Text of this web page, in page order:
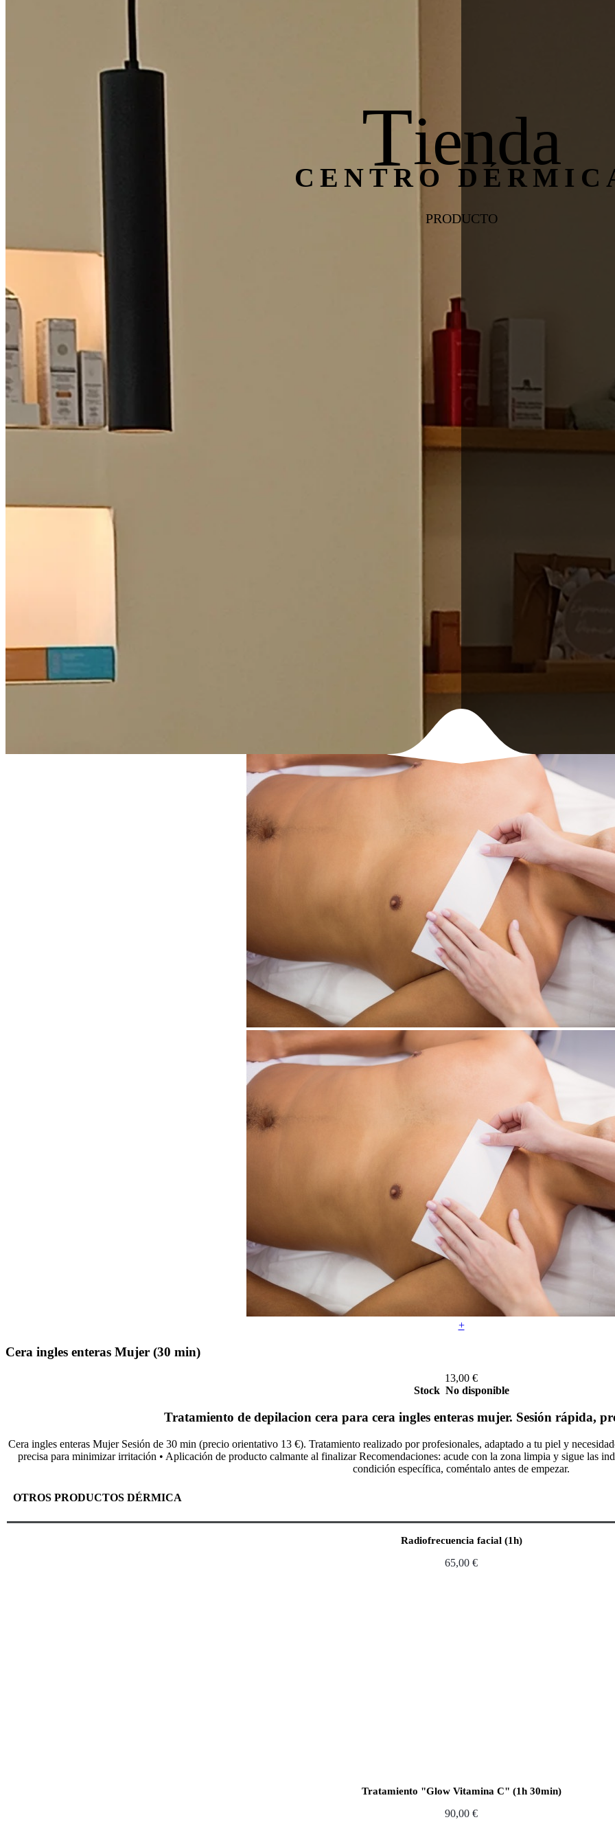
Tienda
CENTRO
PRODUCTO
+
Cera ingles enteras Mujer (30 min)
13,00 €
Stock No disponible
Tratamiento de depilacion cera para cera ingles enteras mujer. Sesión rápida,
Cera ingles enteras Mujer Sesión de 30 min (precio orientativo 13 €). Tratamiento realizado por profesionales, adaptado a tu piel y
precisa para minimizar irritación • Aplicación de producto calmante al finalizar Recomendaciones: acude con la zona limpia y sigue las
condición específica, coméntalo antes de empezar.
OTROS PRODUCTOS DÉRMICA
Radiofrecuencia facial (1h)
65,00 €
Tratamiento "Glow Vitamina C" (1h 30min)
90,00 €